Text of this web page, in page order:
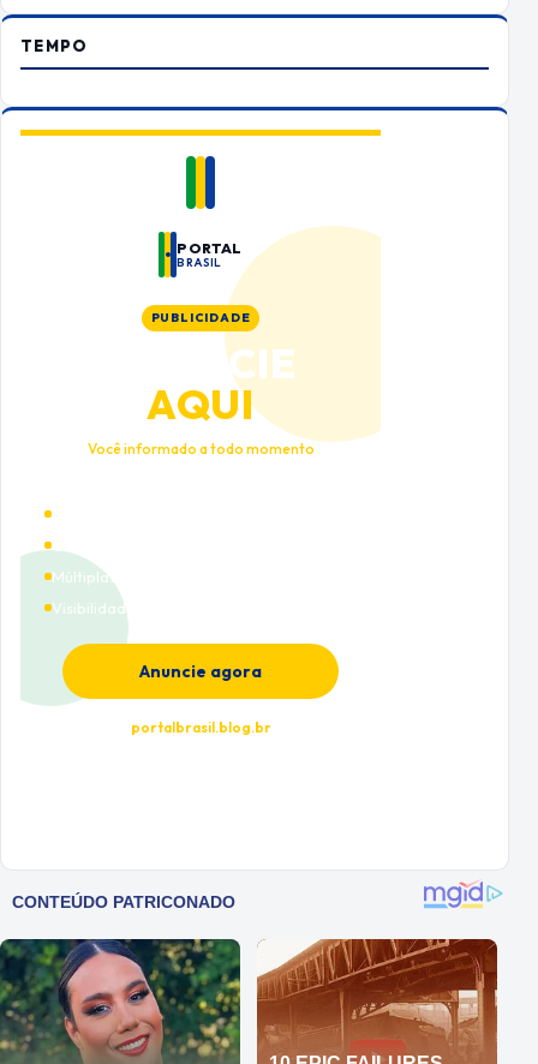
TEMPO
PORTAL
BRASIL
PUBLICIDADE
ANUNCIE
AQUI
Você informado a todo momento
Cobertura nacional
Múltiplas categorias
Visibilidade premium
Anuncie agora
portalbrasil.blog.br